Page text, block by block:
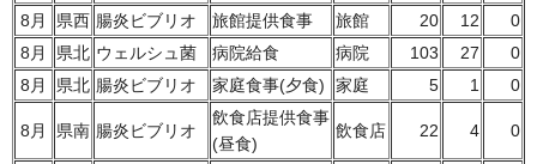
8月 県西 腸炎ビブリオ 旅館提供食事 旅館 20 12
0
8月
県北 ウェルシュ菌 病院給食 病院 103 27
0
8月
県北 腸炎ビブリオ 家庭食事(夕食) 家庭 5 1 0
8月 県南 腸炎ビブリオ
飲食店提供食事
(昼食)
飲食店 22 4 0